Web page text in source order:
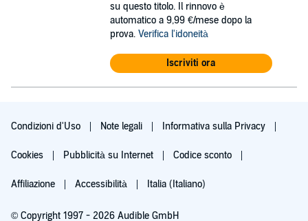
su questo titolo. Il rinnovo è
automatico a 9,99 €/mese dopo la
prova. Verifica l'idoneità
Iscriviti ora
Condizioni d'Uso Note legali Informativa sulla Privacy
Cookies Pubblicità su Internet Codice sconto
Affiliazione Accessibilità Italia (Italiano)
© Copyright 1997 - 2026 Audible GmbH